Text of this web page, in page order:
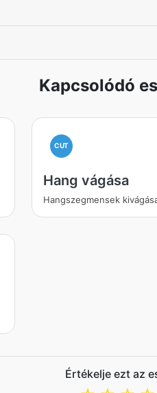
Kapcsolódó
CUT
Hang vágása
Hangszegmensek
Értékelje ezt az